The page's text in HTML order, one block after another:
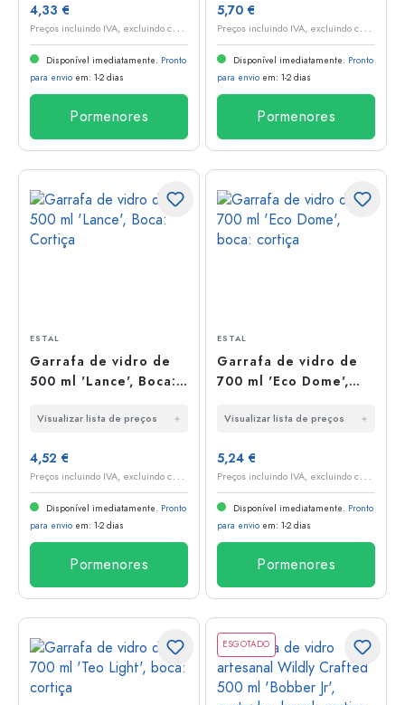
4,33 €
P
reços incluindo IVA, excluindo custos de envio
Disponível imediatamente. Pronto
para envio em: 1-2 dias
Pormenores
5,70 €
P
reços incluindo IVA, excluindo custos de envio
Disponível imediatamente. Pronto
para envio em: 1-2 dias
Pormenores
ESTAL
Garrafa de vidro de
500 ml 'Lance', Boca:
Visualizar lista de preços
4,52 €
P
reços incluindo IVA, excluindo custos de envio
Disponível imediatamente. Pronto
para envio em: 1-2 dias
Pormenores
ESTAL
Garrafa de vidro de
700 ml 'Eco Dome',
Visualizar lista de preços
5,24 €
P
reços incluindo IVA, excluindo custos de envio
Disponível imediatamente. Pronto
para envio em: 1-2 dias
Pormenores
ESGOTADO